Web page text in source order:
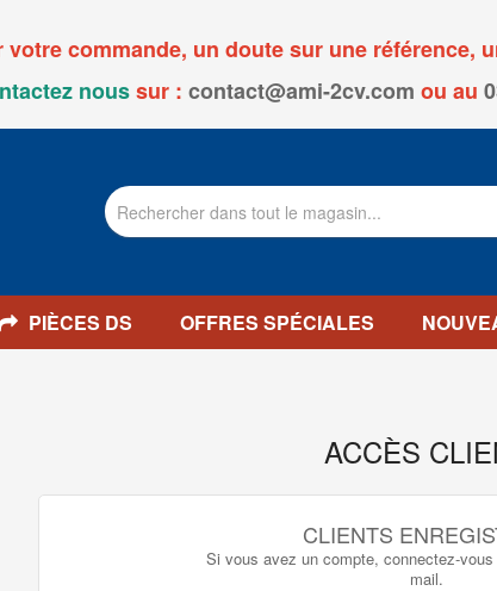
votre commande, un doute sur une référence,
noussur : contact@ami-2cv.com ou au
PIÈCES DS OFFRES SPÉCIALES
ACCÈS
CLIENTS
Si vous avez un compte, connectez-
mail.